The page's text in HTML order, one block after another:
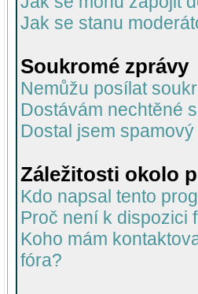
Jak se stanu
Soukromé zprávy
Nemůžu posílat
Dostávám nechtěné
Dostal jsem
Záležitosti okolo
Kdo napsal tento
Proč není k dispozici
Koho mám
fóra?